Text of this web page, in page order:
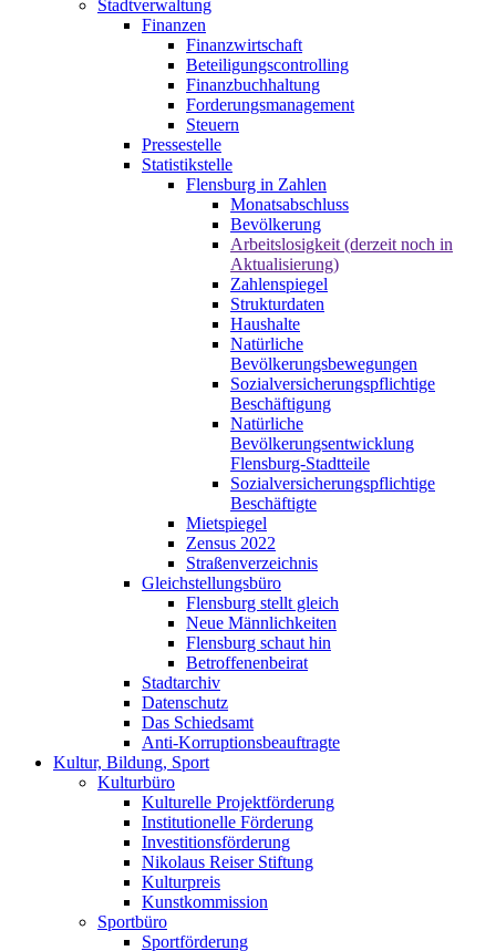
Stadtverwaltung
Finanzen
Finanzwirtschaft
Beteiligungscontrolling
Finanzbuchhaltung
Forderungsmanagement
Steuern
Pressestelle
Statistikstelle
Flensburg in Zahlen
Monatsabschluss
Bevölkerung
Arbeitslosigkeit (derzeit noch in
Aktualisierung)
Zahlenspiegel
Strukturdaten
Haushalte
Natürliche
Bevölkerungsbewegungen
Sozialversicherungspflichtige
Beschäftigung
Natürliche
Bevölkerungsentwicklung
Flensburg-Stadtteile
Sozialversicherungspflichtige
Beschäftigte
Mietspiegel
Zensus 2022
Straßenverzeichnis
Gleichstellungsbüro
Flensburg stellt gleich
Neue Männlichkeiten
Flensburg schaut hin
Betroffenenbeirat
Stadtarchiv
Datenschutz
Das Schiedsamt
Anti-Korruptionsbeauftragte
Kultur, Bildung, Sport
Kulturbüro
Kulturelle Projektförderung
Institutionelle Förderung
Investitionsförderung
Nikolaus Reiser Stiftung
Kulturpreis
Kunstkommission
Sportbüro
Sportförderung